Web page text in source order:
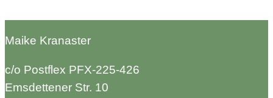
Maike Kranaster
c/o Postflex PFX-225-426
Emsdettener Str. 10